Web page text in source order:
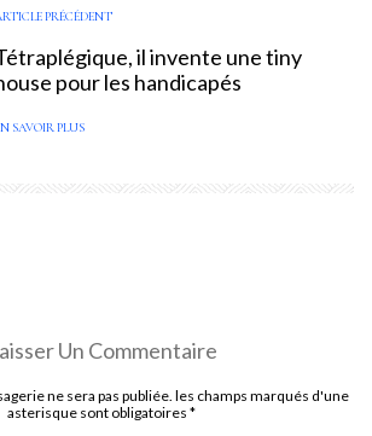
PRÉCÉDENT
il invente une tiny
pour les handicapés
SAVOIR PLUS
Un Commentaire
ne sera pas publiée. les champs marqués d'une
asterisque sont obligatoires *